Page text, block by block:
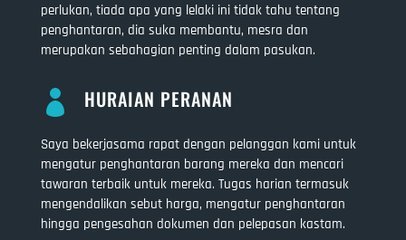
perlukan, tiada apa yang lelaki ini tidak tahu tentang
penghantaran, dia suka membantu, mesra dan
merupakan sebahagian penting dalam pasukan.
 HURAIAN PERANAN
Saya bekerjasama rapat dengan pelanggan kami untuk
mengatur penghantaran barang mereka dan mencari
tawaran terbaik untuk mereka. Tugas harian termasuk
mengendalikan sebut harga, mengatur penghantaran
hingga pengesahan dokumen dan pelepasan kastam.